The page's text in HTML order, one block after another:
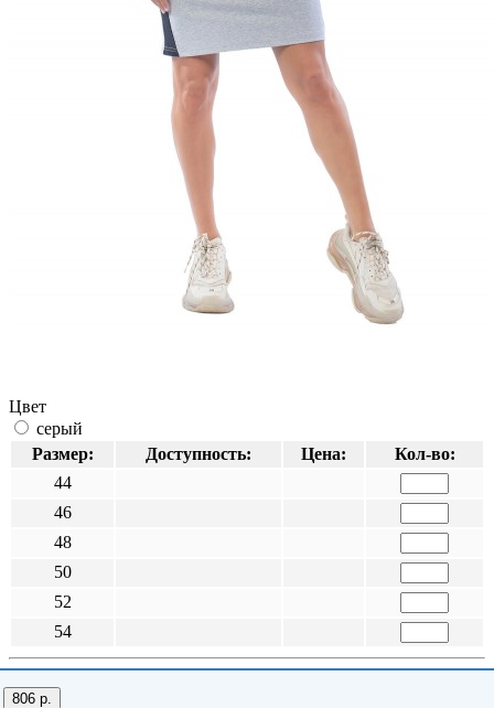
Цвет
серый
Размер:
Доступность: Цена:
Кол-во:
44
46
48
50
52
54
806 р.